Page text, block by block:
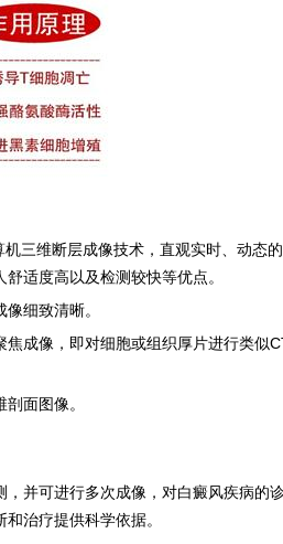
维断层成像技术，直观实时、动态
适度高以及检测较快等优点。
细致清晰。
像，即对细胞或组织厚片进行类似
面图像。
并可进行多次成像，对白癜风疾病的
治疗提供科学依据。